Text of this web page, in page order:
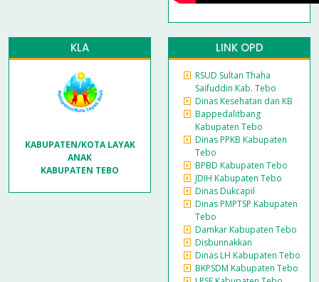
KLA
KABUPATEN/KOTA LAYAK
ANAK
KABUPATEN TEBO
LINK OPD
RSUD Sultan Thaha
Saifuddin Kab. Tebo
Dinas Kesehatan dan KB
Bappedalitbang
Kabupaten Tebo
Dinas PPKB Kabupaten
Tebo
BPBD Kabupaten Tebo
JDIH Kabupaten Tebo
Dinas Dukcapil
Dinas PMPTSP Kabupaten
Tebo
Damkar Kabupaten Tebo
Disbunnakkan
Dinas LH Kabupaten Tebo
BKPSDM Kabupaten Tebo